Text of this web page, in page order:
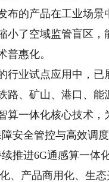
的产品在工业场景
小了空域监管盲区
普惠化。
业试点应用中，已
路、矿山、港口、
算一体化核心技术
安全管控与高效调度
进6G通感算一体
、产品商用化、生